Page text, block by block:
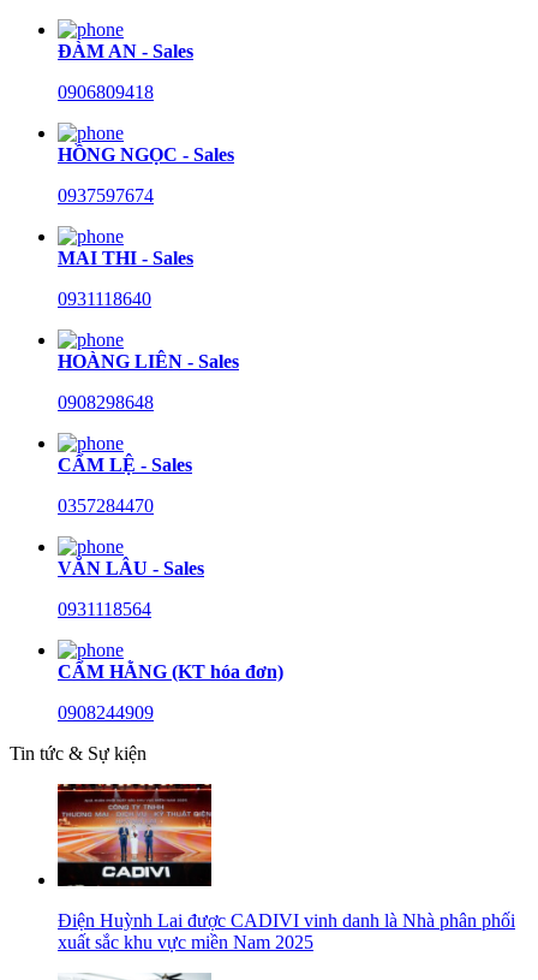
ĐÀM AN - Sales
0906809418
HỒNG NGỌC - Sales
0937597674
MAI THI - Sales
0931118640
HOÀNG LIÊN - Sales
0908298648
CẨM LỆ - Sales
0357284470
VĂN LÂU - Sales
0931118564
CẨM HẰNG (KT hóa đơn)
0908244909
Tin tức & Sự kiện
Điện Huỳnh Lai được CADIVI vinh danh là Nhà phân phối
xuất sắc khu vực miền Nam 2025